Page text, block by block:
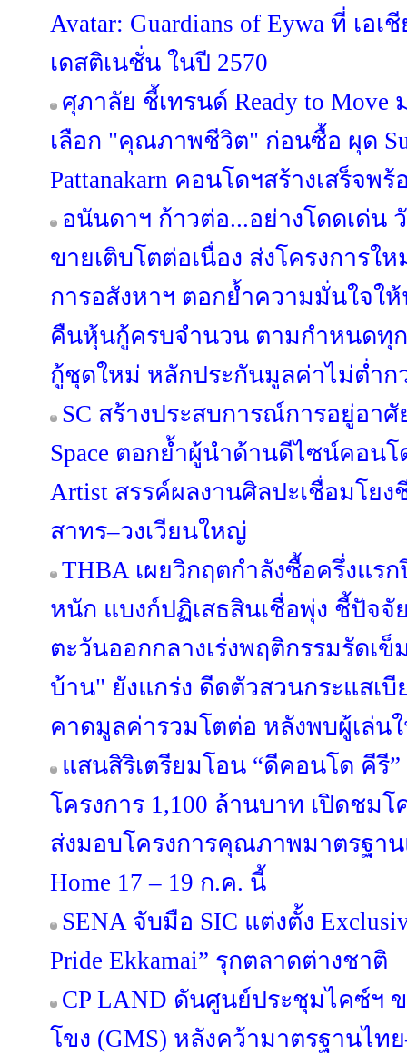
Avatar: Guardians of Eywa ที่ เอ
เดสติเนชั่น ในปี 2570
ศุภาลัย ชี้เทรนด์ Ready to
เลือก "คุณภาพชีวิต" ก่อนซื้อ ผุด
Pattanakarn คอนโดฯสร้างเสร็จพ
อนันดาฯ ก้าวต่อ...อย่างโดดเด่น
ขายเติบโตต่อเนื่อง ส่งโครงการใ
การอสังหาฯ ตอกย้ำความมั่นใจใ
คืนหุ้นกู้ครบจำนวน ตามกำหนดทุ
กู้ชุดใหม่ หลักประกันมูลค่าไม่ต่ำก
SC สร้างประสบการณ์การอยู่อา
Space ตอกย้ำผู้นำด้านดีไซน์คอนโ
Artist สรรค์ผลงานศิลปะเชื่อมโยง
สาทร–วงเวียนใหญ่
THBA เผยวิกฤตกำลังซื้อครึ่งแร
หนัก แบงก์ปฏิเสธสินเชื่อพุ่ง ชี้ปัจจั
ตะวันออกกลางเร่งพฤติกรรมรัดเ
บ้าน" ยังแกร่ง ดีดตัวสวนกระแสเ
คาดมูลค่ารวมโตต่อ หลังพบผู้เล่น
แสนสิริเตรียมโอน “ดีคอนโด คีรี
โครงการ 1,100 ล้านบาท เปิดชมโ
ส่งมอบโครงการคุณภาพมาตรฐาน
Home 17 – 19 ก.ค. นี้
SENA จับมือ SIC แต่งตั้ง
Pride Ekkamai” รุกตลาดต่างชาติ
CP LAND ดันศูนย์ประชุมไคซ์ฯ
โขง (GMS) หลังคว้ามาตรฐานไท